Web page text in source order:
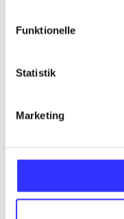
Funktionelle
Statistik
Marketing